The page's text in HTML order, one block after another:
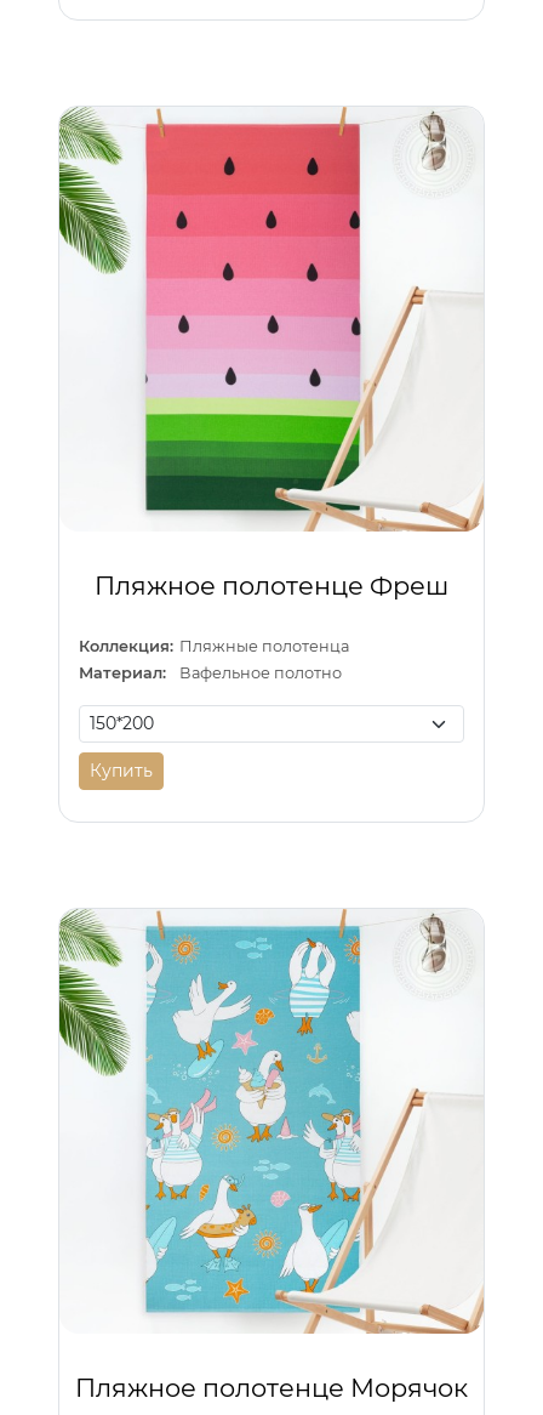
Пляжное полотенце Фреш
Коллекция: Пляжные полотенца
Материал:
Вафельное полотно
Купить
Пляжное полотенце Морячок